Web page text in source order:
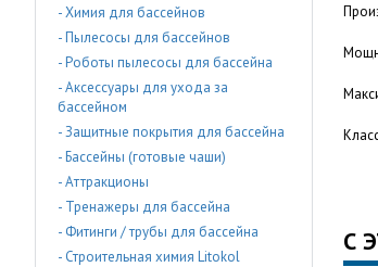
- Химия для бассейнов
- Пылесосы для бассейнов
- Роботы пылесосы для бассейна
- Аксессуары для ухода за
бассейном
- Защитные покрытия для бассейна
- Бассейны (готовые чаши)
- Аттракционы
- Тренажеры для бассейна
- Фитинги / трубы для бассейна
- Строительная химия Litokol
С